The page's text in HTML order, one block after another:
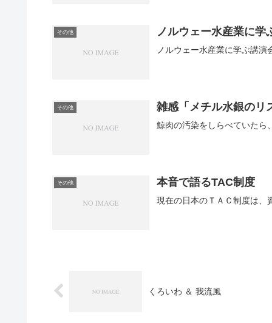
その他 ノルウェー水産業に学
ノルウェー水産業に学ぶ講演
その他 雑感「メチル水銀のリ
その他 本音で語るTAC制度
現在の日本のＴＡＣ制度は、
くろいわ ＆ 我流風